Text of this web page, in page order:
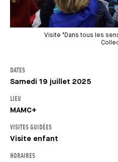
Visite "Dans tous les
DATES
Samedi 19 juillet 2025
LIEU
MAMC+
VISITES GUIDÉES
Visite enfant
HORAIRES